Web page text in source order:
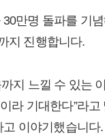
만명 돌파를 기
지 진행합니다.
지 느낄 수 있는
라 기대한다”라
이야기했습니다.